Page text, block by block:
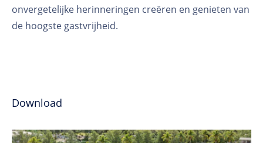
onvergetelijke herinneringen creëren en genieten van
de hoogste gastvrijheid.
Download